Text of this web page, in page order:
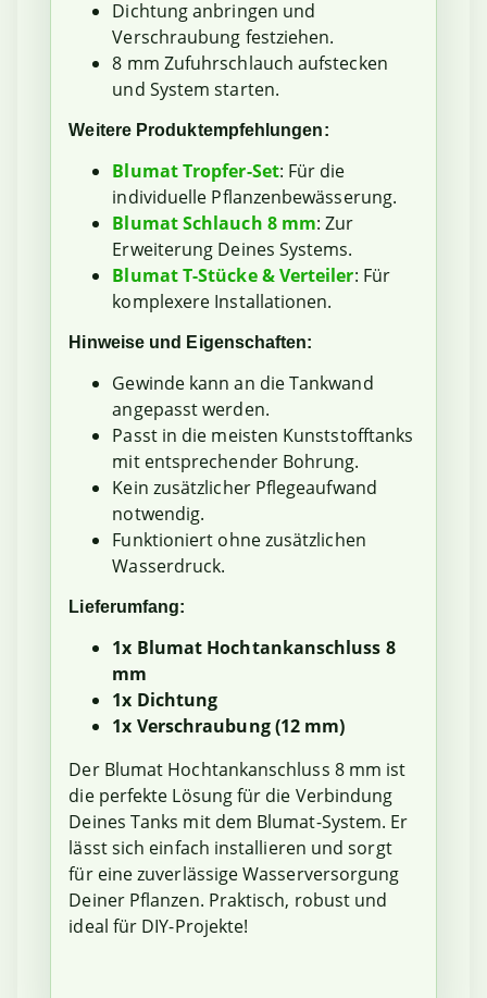
Dichtung anbringen und
Verschraubung festziehen.
8 mm Zufuhrschlauch aufstecken
und System starten.
Weitere Produktempfehlungen:
Blumat Tropfer-Set: Für die
individuelle Pflanzenbewässerung.
Blumat Schlauch 8 mm: Zur
Erweiterung Deines Systems.
Blumat T-Stücke & Verteiler: Für
komplexere Installationen.
Hinweise und Eigenschaften:
Gewinde kann an die Tankwand
angepasst werden.
Passt in die meisten Kunststofftanks
mit entsprechender Bohrung.
Kein zusätzlicher Pflegeaufwand
notwendig.
Funktioniert ohne zusätzlichen
Wasserdruck.
Lieferumfang:
1x Blumat Hochtankanschluss 8
mm
1x Dichtung
1x Verschraubung (12 mm)
Der Blumat Hochtankanschluss 8 mm ist
die perfekte Lösung für die Verbindung
Deines Tanks mit dem Blumat-System. Er
lässt sich einfach installieren und sorgt
für eine zuverlässige Wasserversorgung
Deiner Pflanzen. Praktisch, robust und
ideal für DIY-Projekte!